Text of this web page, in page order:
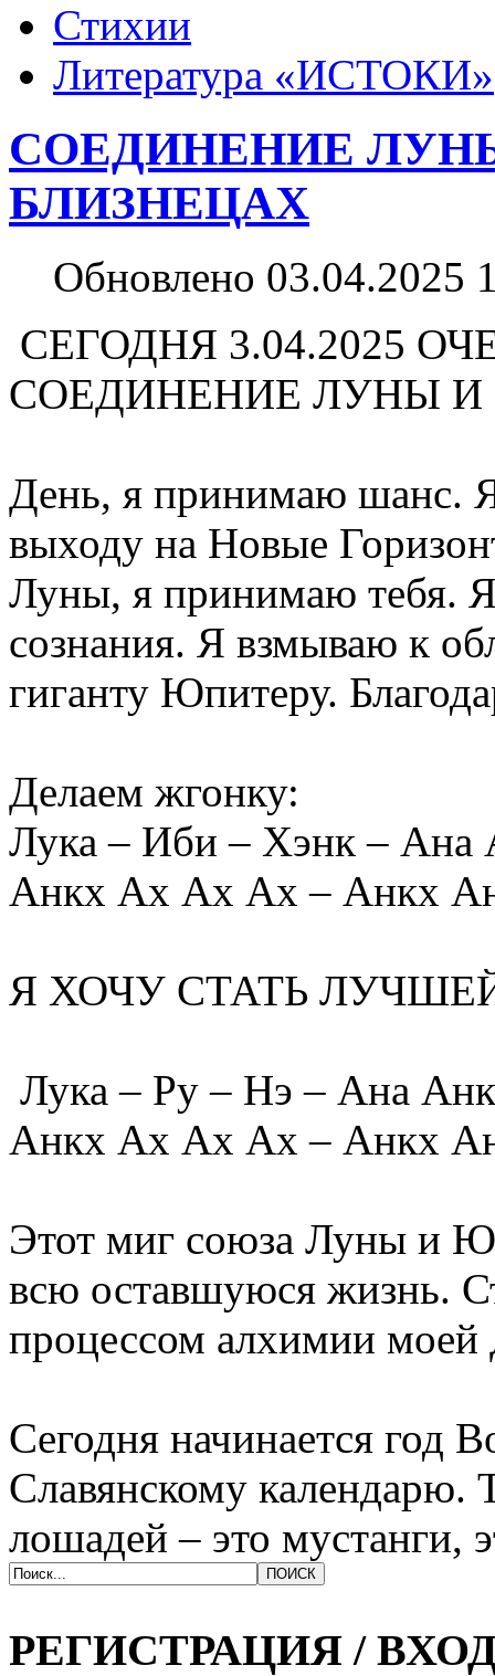
Стихии
Литература «‎ИСТОКИ»‎
СОЕДИНЕНИЕ
БЛИЗНЕЦАХ
Обновлено 03.04.2025
СЕГОДНЯ 3.04.2025
СОЕДИНЕНИЕ ЛУНЫ И
День, я принимаю шанс.
выходу на Новые
Луны, я принимаю тебя.
сознания. Я взмываю к
гиганту Юпитеру.
Делаем жгонку:
Лука ‒ Иби – Хэнк –
Анкх Ах Ах Ах – Анкх
Я ХОЧУ СТАТЬ
Лука – Ру – Нэ ‒ Ана
Анкх Ах Ах Ах – Анкх
Этот миг союза Луны и
всю оставшуюся жизнь.
процессом алхимии моей
Сегодня начинается год
Славянскому
лошадей – это мустанги,
РЕГИСТРАЦИЯ /